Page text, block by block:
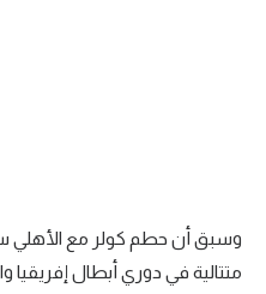
وسبق أن حطم كولر مع الأهلي